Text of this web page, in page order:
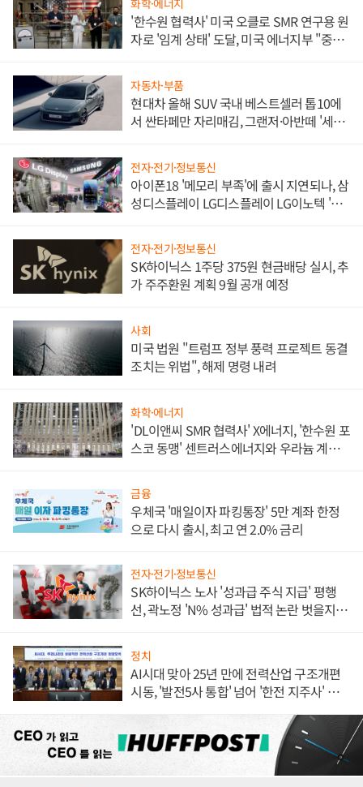
화학·에너지
'한수원 협력사' 미국 오클로 SMR 연구용 원
자로 '임계 상태' 도달, 미국 에너지부 "중요
자동차·부품
현대차 올해 SUV 국내 베스트셀러 톱10에
서 싼타페만 자리매김, 그랜저·아반떼 '세단
전자·전기·정보통신
아이폰18 '메모리 부족'에 출시 지연되나, 삼
성디스플레이 LG디스플레이 LG이노텍 '탈
전자·전기·정보통신
SK하이닉스 1주당 375원 현금배당 실시, 추
가 주주환원 계획 9월 공개 예정
사회
미국 법원 "트럼프 정부 풍력 프로젝트 동결
조치는 위법", 해제 명령 내려
화학·에너지
'DL이앤씨 SMR 협력사' X에너지, '한수원 포
스코 동맹' 센트러스에너지와 우라늄 계약
금융
우체국 '매일이자 파킹통장' 5만 계좌 한정
으로 다시 출시, 최고 연 2.0% 금리
전자·전기·정보통신
SK하이닉스 노사 '성과급 주식 지급' 평행
선, 곽노정 'N% 성과급' 법적 논란 벗을지 주
정치
AI시대 맞아 25년 만에 전력산업 구조개편
시동, '발전5사 통합' 넘어 '한전 지주사' 재편